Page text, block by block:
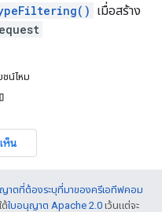
เมื่อสร้าง
น์ไหม
ห็น
าตที่ต้องระบุที่มาของครีเอทีฟคอม
ใบอนุญาต Apache 2.0 เว้นแต่จะ